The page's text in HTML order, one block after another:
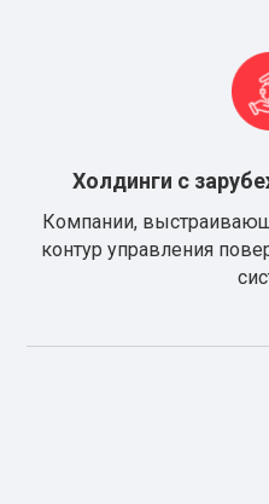
Холдинги с
Компании,
контур управления